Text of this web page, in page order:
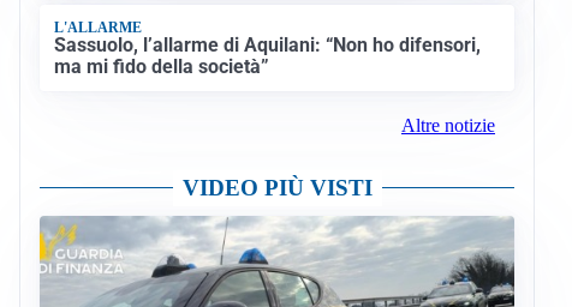
L'ALLARME
Sassuolo, l’allarme di Aquilani: “Non ho difensori,
ma mi fido della società”
Altre notizie
VIDEO PIÙ VISTI